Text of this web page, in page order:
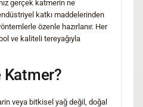
gerçek katmerin ne
katkı maddelerinden
özenle hazırlanır. Her
ve kaliteli tereyağıyla
Katmer?
veya bitkisel yağ değil, doğal